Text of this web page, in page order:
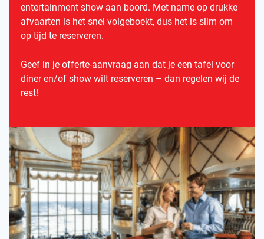
entertainment show aan boord. Met name op drukke
afvaarten is het snel volgeboekt, dus het is slim om
op tijd te reserveren.
Geef in je offerte-aanvraag aan dat je een tafel voor
diner en/of show wilt reserveren – dan regelen wij de
rest!